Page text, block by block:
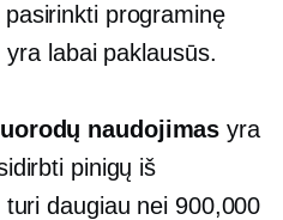
programinę
labai paklausūs.
naudojimas yra
pinigų iš
turi daugiau nei 900,000